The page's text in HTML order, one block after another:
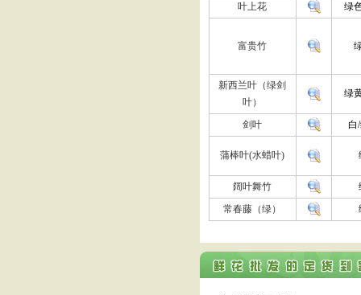
叶上花
绿
富贵竹
新西兰叶（绿剑
叶）
绿
剑叶 白
蒲棒叶(水蜡叶)
阔叶舞竹
常春藤（绿）